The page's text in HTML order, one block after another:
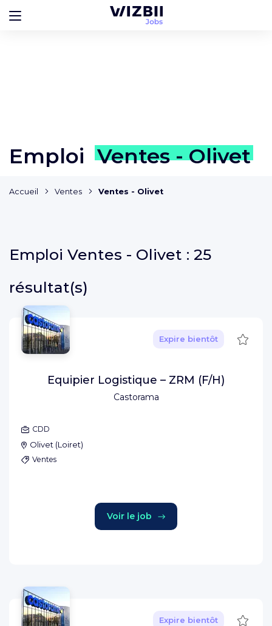
Emploi Ventes - Olivet
Accueil Ventes Ventes - Olivet
Emploi Ventes - Olivet : 25
résultat(s)
Castorama
Expire bientôt
Equipier Logistique – ZRM (F/H)
CDD
Olivet (Loiret)
Ventes
Voir le job
Expire bientôt